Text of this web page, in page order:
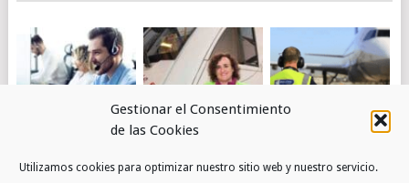
Gestionar el Consentimiento
de las Cookies
Utilizamos cookies para optimizar nuestro sitio web y nuestro servicio.
TRABAJO DE
RENFE
TRABAJO EN